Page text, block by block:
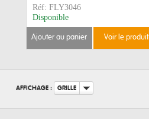
Réf: FLY3046
Disponible
ajouter au panier voir le produit
AFFICHAGE : GRILLE